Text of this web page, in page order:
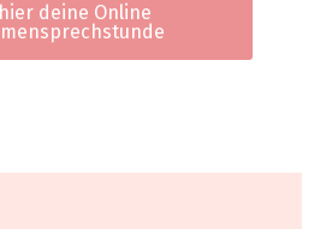
deine Online